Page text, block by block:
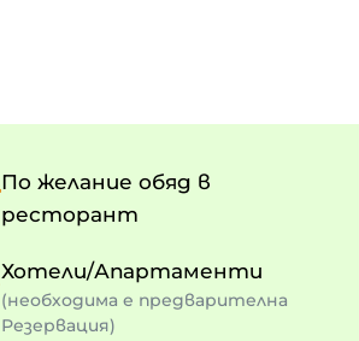
По желание обяд в
ресторант
Хотели/Апартаменти
(необходима е предварителна
Резервация)